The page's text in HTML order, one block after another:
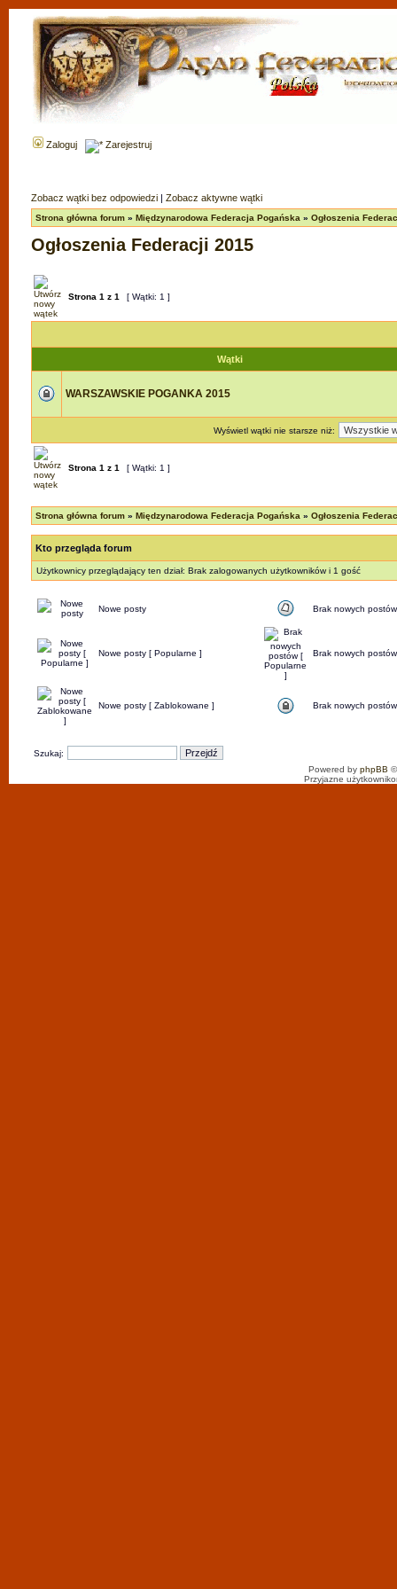
Zaloguj Zarejestruj
Zobacz wątki bez odpowiedzi | Zobacz aktywne wątki
Strona główna forum » Międzynarodowa Federacja Pogańska » Ogłoszenia
Ogłoszenia Federacji 2015
Strona 1 z 1 [ Wątki: 1 ]
Wątki
WARSZAWSKIE POGANKA 2015
Wyświetl wątki nie starsze niż:
Strona 1 z 1 [ Wątki: 1 ]
Strona główna forum » Międzynarodowa Federacja Pogańska » Ogłoszenia
Kto przegląda forum
Użytkownicy przeglądający ten dział: Brak zalogowanych użytkowników i 1 gość
Nowe posty Brak nowych postów
Nowe posty [ Popularne ] Brak nowych
Nowe posty [ Zablokowane ] Brak nowych
Szukaj:
Powered by phpBB
Przyjazne